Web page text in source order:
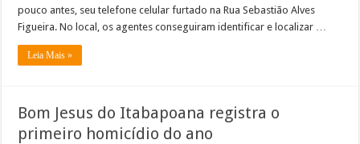
pouco antes, seu telefone celular furtado na Rua Sebastião Alves
Figueira. No local, os agentes conseguiram identificar e localizar …
Leia Mais »
Bom Jesus do Itabapoana registra o
primeiro homicídio do ano